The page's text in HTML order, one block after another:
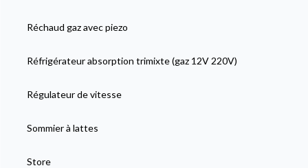
Réchaud gaz avec piezo
Réfrigérateur absorption trimixte (gaz 12V 220V)
Régulateur de vitesse
Sommier à lattes
Store